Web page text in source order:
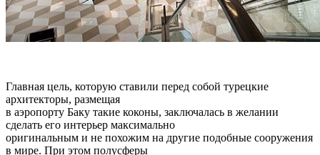
Главная цель, которую ставили перед собой турецкие
архитекторы, размещая
в аэропорту Баку такие коконы, заключалась в желании
сделать его интерьер максимально
оригинальным и не похожим на другие подобные сооружения
в мире. При этом полусферы